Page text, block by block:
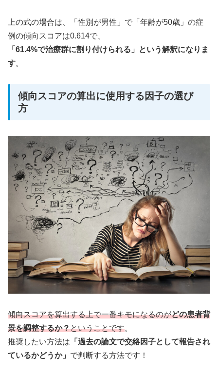
上の式の場合は、「性別が男性」で「年齢が50歳」の症
例の傾向スコアは0.614で、
「61.4%で治療群に割り付けられる」という解釈になりま
す。
傾向スコアの算出に使用する因子の選び
方
傾向スコアを算出する上で一番キモになるのがどの患者背
景を調整するか？ということです。
推奨したい方法は 「過去の論文で交絡因子として報告され
ているかどうか」 で判断する方法です！